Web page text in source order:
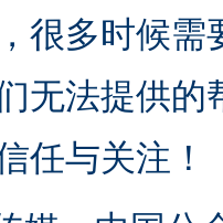
很多时候
无法提供
任与关注！